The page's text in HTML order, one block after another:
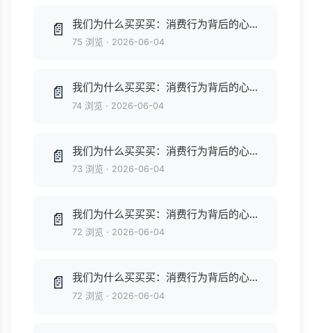
📄 我们为什么买买买：消费行为背后的心理学奥秘.azw3
75 浏览 · 2026-06-04
📄 我们为什么买买买：消费行为背后的心理学奥秘.mobi
74 浏览 · 2026-06-04
📄 我们为什么买买买：消费行为背后的心理学奥秘.pdf
73 浏览 · 2026-06-04
📄 我们为什么买买买：消费行为背后的心理学奥秘.azw3
72 浏览 · 2026-06-04
📄 我们为什么买买买：消费行为背后的心理学奥秘.epub
72 浏览 · 2026-06-04